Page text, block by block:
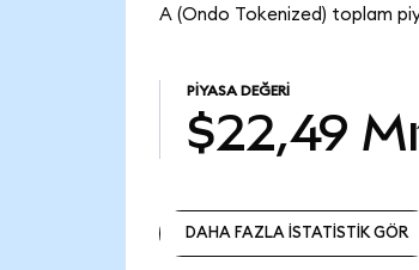
A (Ondo Tokenized) toplam
PIYASA DEĞERI
$22,49
DAHA FAZLA İSTATİSTİK GÖR